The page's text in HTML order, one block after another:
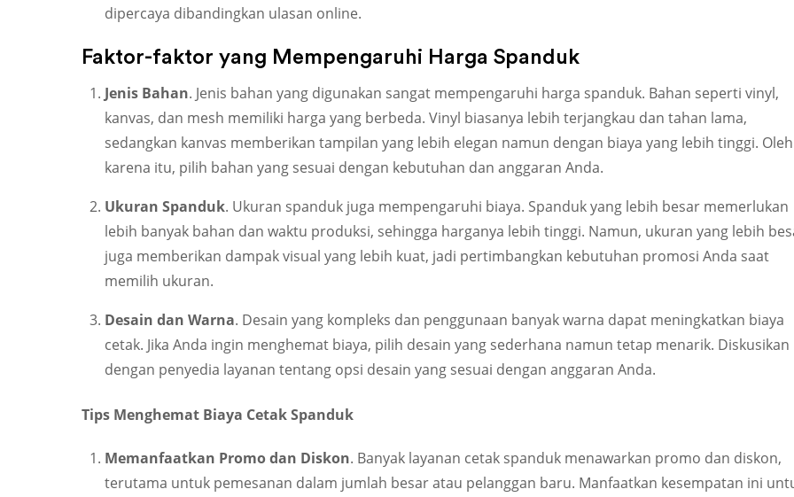
dipercaya dibandingkan ulasan online.
Faktor-faktor yang Mempengaruhi Harga Spanduk
Jenis Bahan. Jenis bahan yang digunakan sangat mempengaruhi harga spanduk. Bahan seperti vinyl,
kanvas, dan mesh memiliki harga yang berbeda. Vinyl biasanya lebih terjangkau dan tahan lama,
sedangkan kanvas memberikan tampilan yang lebih elegan namun dengan biaya yang lebih tinggi. Oleh
karena itu, pilih bahan yang sesuai dengan kebutuhan dan anggaran Anda.
Ukuran Spanduk. Ukuran spanduk juga mempengaruhi biaya. Spanduk yang lebih besar memerlukan
lebih banyak bahan dan waktu produksi, sehingga harganya lebih tinggi. Namun, ukuran yang lebih
juga memberikan dampak visual yang lebih kuat, jadi pertimbangkan kebutuhan promosi Anda saat
memilih ukuran.
Desain dan Warna. Desain yang kompleks dan penggunaan banyak warna dapat meningkatkan biaya
cetak. Jika Anda ingin menghemat biaya, pilih desain yang sederhana namun tetap menarik. Diskusikan
dengan penyedia layanan tentang opsi desain yang sesuai dengan anggaran Anda.
Tips Menghemat Biaya Cetak Spanduk
Memanfaatkan Promo dan Diskon. Banyak layanan cetak spanduk menawarkan promo dan diskon,
terutama untuk pemesanan dalam jumlah besar atau pelanggan baru. Manfaatkan kesempatan ini